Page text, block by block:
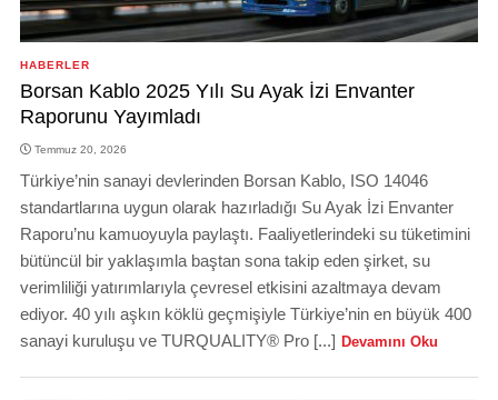
HABERLER
Borsan Kablo 2025 Yılı Su Ayak İzi Envanter
Raporunu Yayımladı
Temmuz 20, 2026
Türkiye’nin sanayi devlerinden Borsan Kablo, ISO 14046
standartlarına uygun olarak hazırladığı Su Ayak İzi Envanter
Raporu’nu kamuoyuyla paylaştı. Faaliyetlerindeki su tüketimini
bütüncül bir yaklaşımla baştan sona takip eden şirket, su
verimliliği yatırımlarıyla çevresel etkisini azaltmaya devam
ediyor. 40 yılı aşkın köklü geçmişiyle Türkiye’nin en büyük 400
sanayi kuruluşu ve TURQUALITY® Pro [...] Devamını Oku